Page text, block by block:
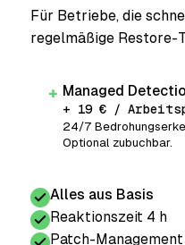
Für Betriebe, die
regelmäßige Restore-
+ Managed
+ 19 € /
24/7
Optional zubuchbar.
Alles aus Basis
Reaktionszeit 4 h
Patch-